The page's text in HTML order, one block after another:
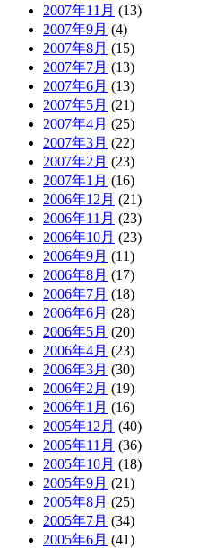
2007年11月 (13)
2007年9月 (4)
2007年8月 (15)
2007年7月 (13)
2007年6月 (13)
2007年5月 (21)
2007年4月 (25)
2007年3月 (22)
2007年2月 (23)
2007年1月 (16)
2006年12月 (21)
2006年11月 (23)
2006年10月 (23)
2006年9月 (11)
2006年8月 (17)
2006年7月 (18)
2006年6月 (28)
2006年5月 (20)
2006年4月 (23)
2006年3月 (30)
2006年2月 (19)
2006年1月 (16)
2005年12月 (40)
2005年11月 (36)
2005年10月 (18)
2005年9月 (21)
2005年8月 (25)
2005年7月 (34)
2005年6月 (41)